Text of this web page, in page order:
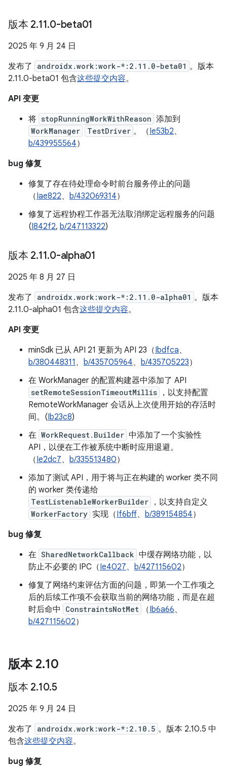
版本 2.11.0-beta01
2025 年 9 月 24 日
发布了
androidx.work:work-*:2.11.0-beta01 。版本
2.11.0-beta01 包含这些提交内容。
API 变更
将 stopRunningWorkWithReason 添加到
WorkManager TestDriver 。（Ie53b2、
b/439955564）
bug 修复
修复了存在待处理命令时前台服务停止的问题
（Iae822、 b/432069314）
修复了远程协程工作器无法取消绑定远程服务的问题
(I842f2, b/247113322)
版本 2.11.0-alpha01
2025 年 8 月 27 日
发布了
androidx.work:work-*:2.11.0-alpha01 。版本
2.11.0-alpha01 包含这些提交内容。
API 变更
minSdk 已从 API 21 更新为 API 23（Ibdfca、
b/380448311 、 b/435705964、 b/435705223）
在 WorkManager 的配置构建器中添加了 API
setRemoteSessionTimeoutMillis
，以支持配置
RemoteWorkManager 会话从上次使用开始的存活时
间。(Ib23c8)
在 WorkRequest.Builder 中添加了一个实验性
API，以便在工作被系统中断时应用退避。
（Ie2dc7、 b/335513480）
添加了测试 API，用于将与正在构建的 worker 类不同
的 worker 类传递给
TestListenableWorkerBuilder ，以支持自定义
WorkerFactory 实现（If6bff、 b/389154854）
bug 修复
在 SharedNetworkCallback 中缓存网络功能，以
防止不必要的 IPC（Ie4027、 b/427115602）
修复了网络约束评估方面的问题，即第一个工作项之
后的后续工作项不会获取当前的网络功能，而是在超
时后命中
ConstraintsNotMet （Ib6a66、
b/427115602）
版本 2.10
版本 2.10.5
2025 年 9 月 24 日
发布了
androidx.work:work-*:2.10.5 。版本 2.10.5 中
包含这些提交内容。
bug 修复